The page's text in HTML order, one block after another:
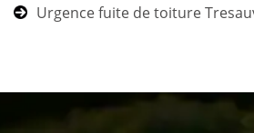
Urgence fuite de toiture